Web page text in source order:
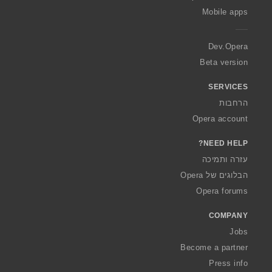
a
Mobile apps
Dev.Opera
Beta version
SERVICES
הרחבות
Opera account
NEED HELP?
עזרה ותמיכה
הבלוגים של Opera
Opera forums
COMPANY
Jobs
Become a partner
Press info